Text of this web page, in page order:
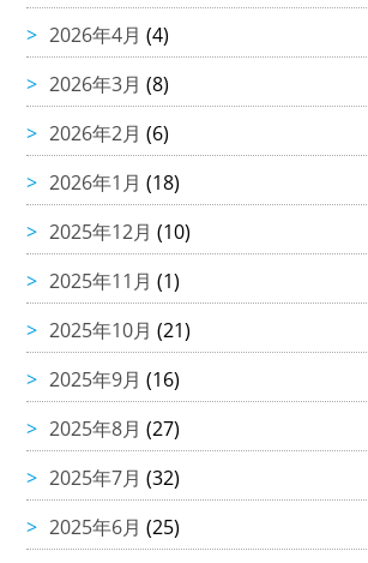
2026年4月 (4)
2026年3月 (8)
2026年2月 (6)
2026年1月 (18)
2025年12月 (10)
2025年11月 (1)
2025年10月 (21)
2025年9月 (16)
2025年8月 (27)
2025年7月 (32)
2025年6月 (25)